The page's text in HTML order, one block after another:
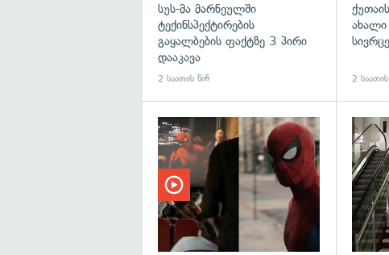
სუს-მა მარნეულში
ტექინსპექტირების
გაყალბების ფაქტზე 3 პირი
დააკავა
2 საათის წინ 2 საათის